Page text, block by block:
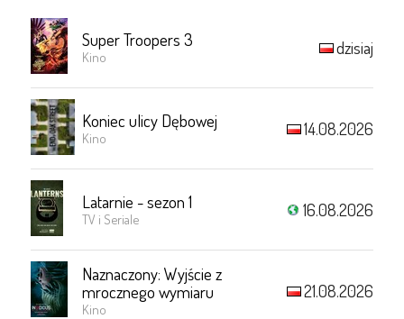
Super Troopers 3
Kino dzisiaj
Koniec ulicy Dębowej
Kino 14.08.2026
Latarnie - sezon 1
TV i Seriale 16.08.2026
Naznaczony: Wyjście z
mrocznego wymiaru
Kino
21.08.2026